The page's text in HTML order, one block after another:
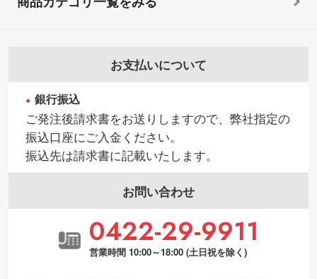
お支払いについて
銀行振込
ご発注後請求書をお送りしますので、弊社指定の
振込口座にご入金ください。
振込先は請求書に記載いたします。
お問い合わせ
0422-29-9911
営業時間 10:00～18:00 (土日祝を除く)